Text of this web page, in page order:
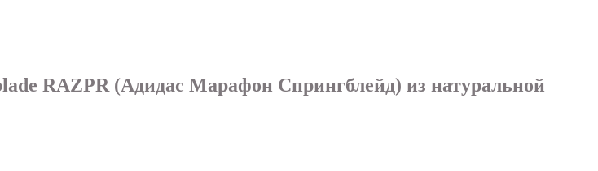
RAZPR (Адидас Марафон Спрингблейд) из натуральной